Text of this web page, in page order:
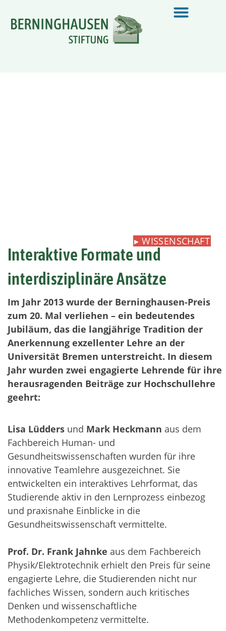
▸WISSENSCHAFT
Interaktive Formate und
interdisziplinäre Ansätze
Im Jahr 2013 wurde der Berninghausen-Preis
zum 20. Mal verliehen – ein bedeutendes
Jubiläum, das die langjährige Tradition der
Anerkennung exzellenter Lehre an der
Universität Bremen unterstreicht. In diesem
Jahr wurden zwei engagierte Lehrende für ihre
herausragenden Beiträge zur Hochschullehre
geehrt:
Lisa Lüdders und Mark Heckmann aus dem
Fachbereich Human- und
Gesundheitswissenschaften wurden für ihre
innovative Teamlehre ausgezeichnet. Sie
entwickelten ein interaktives Lehrformat, das
Studierende aktiv in den Lernprozess einbezog
und praxisnahe Einblicke in die
Gesundheitswissenschaft vermittelte.
Prof. Dr. Frank Jahnke aus dem Fachbereich
Physik/Elektrotechnik erhielt den Preis für seine
engagierte Lehre, die Studierenden nicht nur
fachliches Wissen, sondern auch kritisches
Denken und wissenschaftliche
Methodenkompetenz vermittelte.